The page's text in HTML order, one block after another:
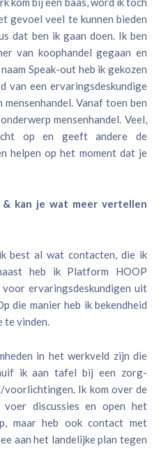
gevoel veel te kunnen bieden
dat ben ik gaan doen. Ik ben
van koophandel gegaan en
Speak-out heb ik gekozen
van een ervaringsdeskundige
Vanaf toen ben
mensenhandel. Veel,
op en geeft andere de
helpen op het moment dat je
kan je wat meer vertellen
best al wat contacten, die ik
heb ik Platform HOOP
ervaringsdeskundigen uit
die manier heb ik bekendheid
te vinden.
in het werkveld zijn die
ik aan tafel bij een zorg-
Ik kom over de
discussies en open het
maar heb ook contact met
aan het landelijke plan tegen